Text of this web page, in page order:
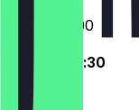
08:30 - 21:00
08:30 - 20:30